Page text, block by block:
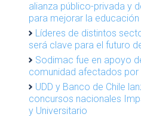
alianza público-privada y
para mejorar la educación
Líderes de distintos
será clave para el futuro
Sodimac fue en apoyo
comunidad afectados
UDD y Banco de Chile
concursos nacionales
y Universitario